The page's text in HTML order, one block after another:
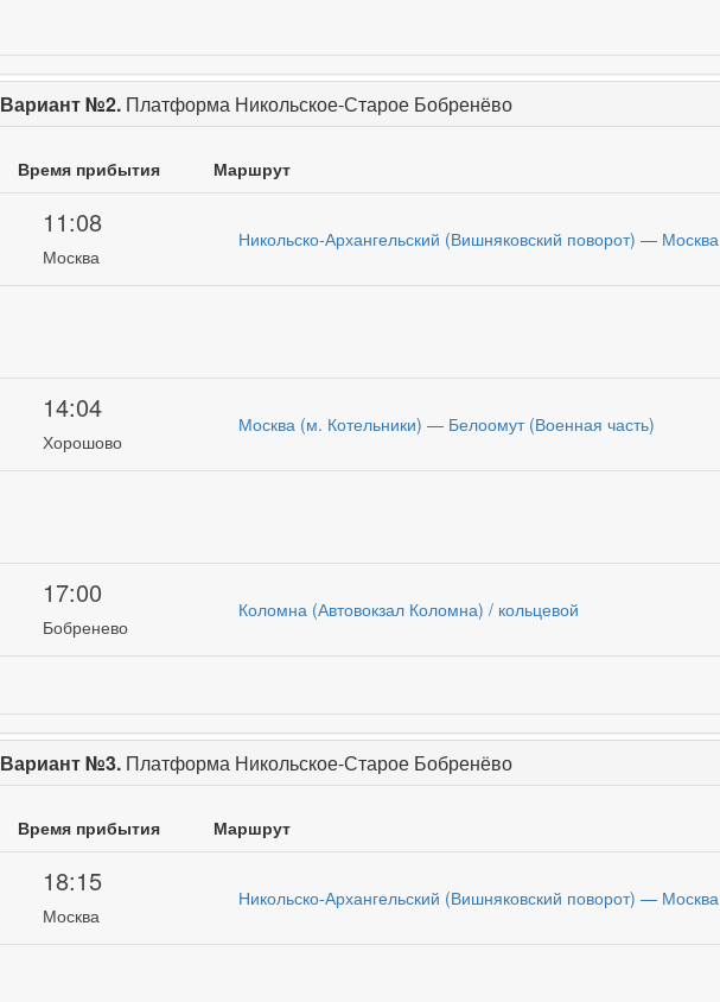
Вариант №2. Платформа Никольское-Старое Бобренёво
Время прибытия Маршрут
11:08
Москва
Никольско-Архангельский (Вишняковский поворот) — Москва
14:04
Хорошово
Москва (м. Котельники) — Белоомут (Военная часть)
17:00
Бобренево
Коломна (Автовокзал Коломна) / кольцевой
Вариант №3. Платформа Никольское-Старое Бобренёво
Время прибытия Маршрут
18:15
Москва
Никольско-Архангельский (Вишняковский поворот) — Москва